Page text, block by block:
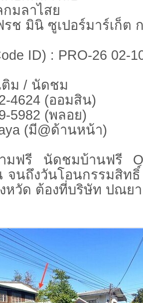
กมลาไสย
รช มินิ ซูเปอร์มาร์เก็ต
ID) : PRO-26 02-
ติม / นัดชม
4624 (ออมสิน)
5982 (พลอย)
(มี@ด้านหน้า)
ามฟรี นัดชมบ้านฟรี
จนถึงวันโอนกรรมสิท
หวัด ต้องที่บริษัท ปณย